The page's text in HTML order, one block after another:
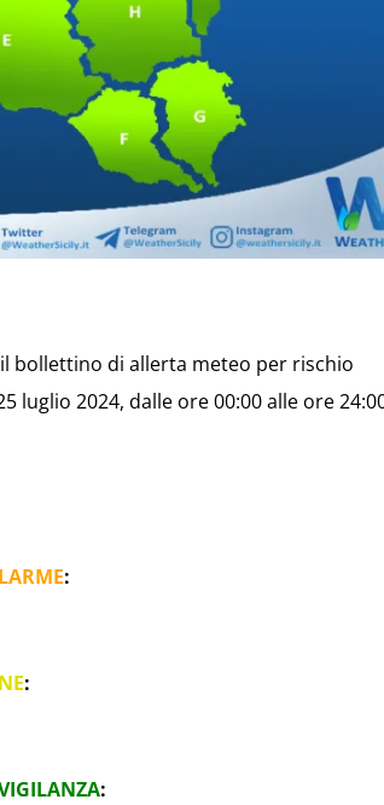
bollettino di allerta meteo per rischio
luglio 2024, dalle ore 00:00 alle ore
:
:
: